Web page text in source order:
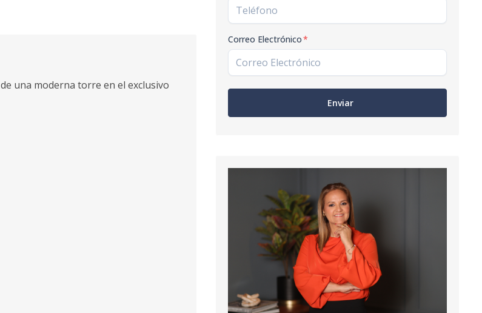
de una moderna torre en el exclusivo
Correo Electrónico*
Enviar